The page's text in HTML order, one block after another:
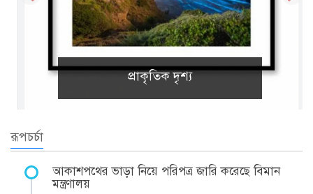
প্রাকৃতিক দৃশ্য
রূপচর্চা
আকাশপথের ভাড়া নিয়ে পরিপত্র জারি করেছে বিমান
মন্ত্রণালয়